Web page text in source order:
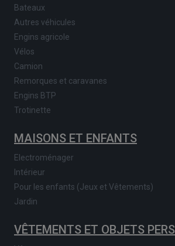
Bateaux
Autres véhicules
Engins agricole
Vélos
Camion
Remorques et caravanes
Engins BTP
Trotinette
MAISONS ET ENFANTS
Electroménager
Intérieur
Pour les enfants (Jeux et Vêtements)
Jardin
VÊTEMENTS ET OBJETS